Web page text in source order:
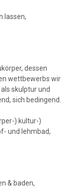
lassen,
dessen
wettbewerbs wir
skulptur und
sich bedingend.
) kultur-)
und lehmbad,
& baden,